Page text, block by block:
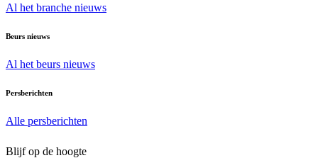
Al het branche nieuws
Beurs nieuws
Al het beurs nieuws
Persberichten
Alle persberichten
Blijf op de hoogte